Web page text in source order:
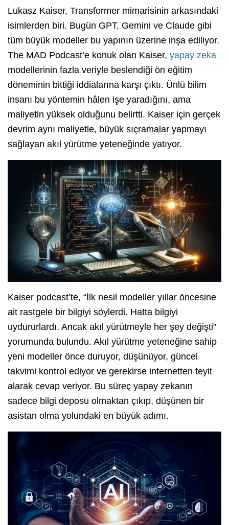
Lukasz Kaiser, Transformer mimarisinin arkasındaki
isimlerden biri. Bugün GPT, Gemini ve Claude gibi
tüm büyük modeller bu yapının üzerine inşa ediliyor.
The MAD Podcast’e konuk olan Kaiser, yapay zeka
modellerinin fazla veriyle beslendiği ön eğitim
döneminin bittiği iddialarına karşı çıktı. Ünlü bilim
insanı bu yöntemin hâlen işe yaradığını, ama
maliyetin yüksek olduğunu belirtti. Kaiser için gerçek
devrim aynı maliyetle, büyük sıçramalar yapmayı
sağlayan akıl yürütme yeteneğinde yatıyor.
Kaiser podcast’te, “İlk nesil modeller yıllar öncesine
ait rastgele bir bilgiyi söylerdi. Hatta bilgiyi
uydururlardı. Ancak akıl yürütmeyle her şey değişti”
yorumunda bulundu. Akıl yürütme yeteneğine sahip
yeni modeller önce duruyor, düşünüyor, güncel
takvimi kontrol ediyor ve gerekirse internetten teyit
alarak cevap veriyor. Bu süreç yapay zekanın
sadece bilgi deposu olmaktan çıkıp, düşünen bir
asistan olma yolundaki en büyük adımı.